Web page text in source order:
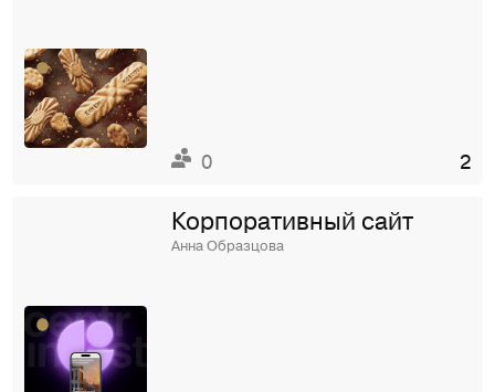
0 2
Корпоративный сайт
Анна Образцова